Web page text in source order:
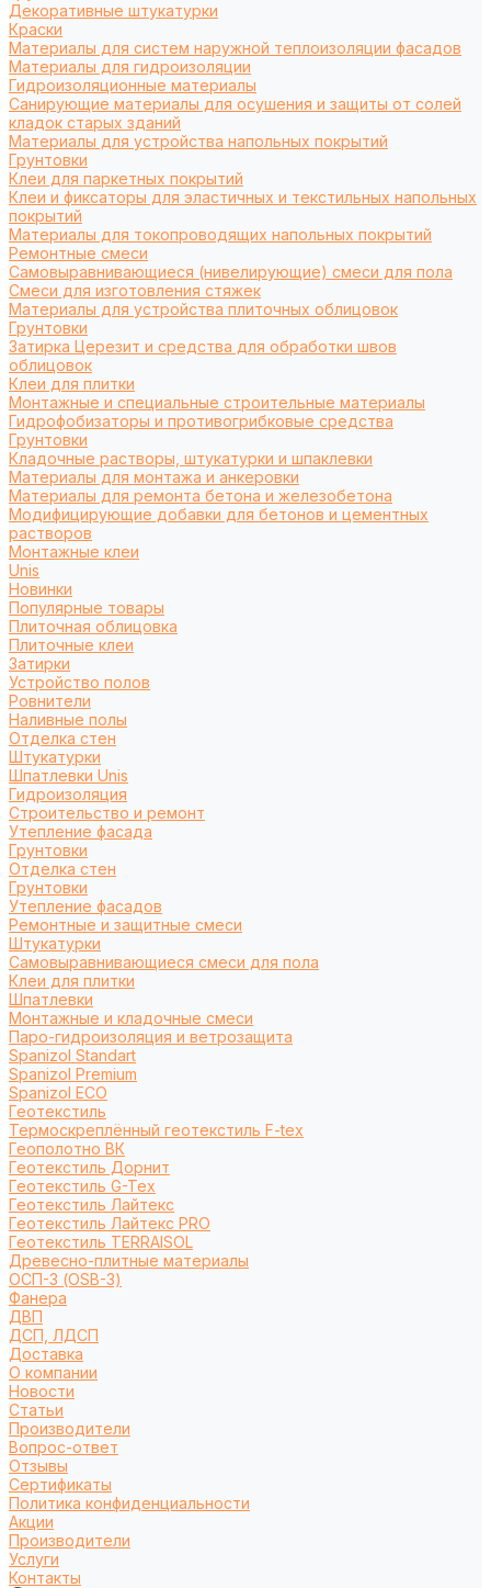
Декоративные штукатурки
Краски
Материалы для систем наружной теплоизоляции фасадов
Материалы для гидроизоляции
Гидроизоляционные материалы
Санирующие материалы для осушения и защиты от солей
кладок старых зданий
Материалы для устройства напольных покрытий
Грунтовки
Клеи для паркетных покрытий
Клеи и фиксаторы для эластичных и текстильных напольных
покрытий
Материалы для токопроводящих напольных покрытий
Ремонтные смеси
Самовыравнивающиеся (нивелирующие) смеси для пола
Смеси для изготовления стяжек
Материалы для устройства плиточных облицовок
Грунтовки
Затирка Церезит и средства для обработки швов
облицовок
Клеи для плитки
Монтажные и специальные строительные материалы
Гидрофобизаторы и противогрибковые средства
Грунтовки
Кладочные растворы, штукатурки и шпаклевки
Материалы для монтажа и анкеровки
Материалы для ремонта бетона и железобетона
Модифицирующие добавки для бетонов и цементных
растворов
Монтажные клеи
Unis
Новинки
Популярные товары
Плиточная облицовка
Плиточные клеи
Затирки
Устройство полов
Ровнители
Наливные полы
Отделка стен
Штукатурки
Шпатлевки Unis
Гидроизоляция
Строительство и ремонт
Утепление фасада
Грунтовки
Отделка стен
Грунтовки
Утепление фасадов
Ремонтные и защитные смеси
Штукатурки
Самовыравнивающиеся смеси для пола
Клеи для плитки
Шпатлевки
Монтажные и кладочные смеси
Паро-гидроизоляция и ветрозащита
Spanizol Standart
Spanizol Premium
Spanizol ECO
Геотекстиль
Термоскреплённый геотекстиль F-tex
Геополотно ВК
Геотекстиль Дорнит
Геотекстиль G-Tex
Геотекстиль Лайтекс
Геотекстиль Лайтекс PRO
Геотекстиль TERRAISOL
Древесно-плитные материалы
ОСП-3 (OSB-3)
Фанера
ДВП
ДСП, ЛДСП
Доставка
О компании
Новости
Статьи
Производители
Вопрос-ответ
Отзывы
Сертификаты
Политика конфиденциальности
Акции
Производители
Услуги
Контакты